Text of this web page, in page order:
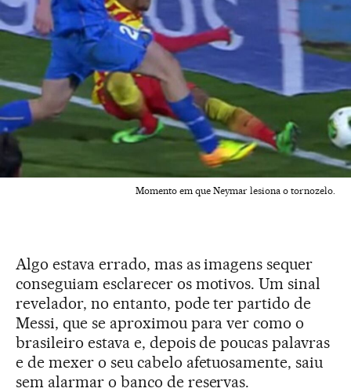
Momento em que Neymar lesiona o tornozelo.
Algo estava errado, mas as imagens sequer
conseguiam esclarecer os motivos. Um sinal
revelador, no entanto, pode ter partido de
Messi, que se aproximou para ver como o
brasileiro estava e, depois de poucas palavras
e de mexer o seu cabelo afetuosamente, saiu
sem alarmar o banco de reservas.